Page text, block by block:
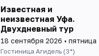
Известная и
неизвестная Уфа.
Двухдневный тур
18 сентября 2026 • пятница
Гостиница Агидель (3*)